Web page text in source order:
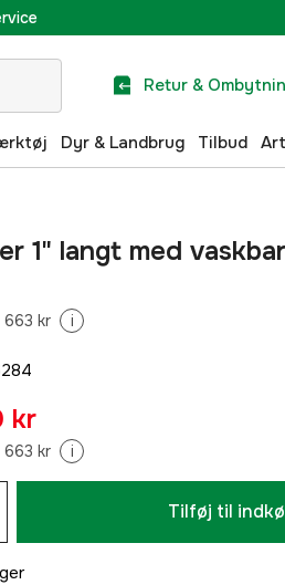
Retur &
Dyr & Landbrug Tilbud
1" langt med
663 kr i
kr
663 kr i
Tilføj til